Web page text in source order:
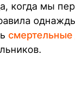
когда мы